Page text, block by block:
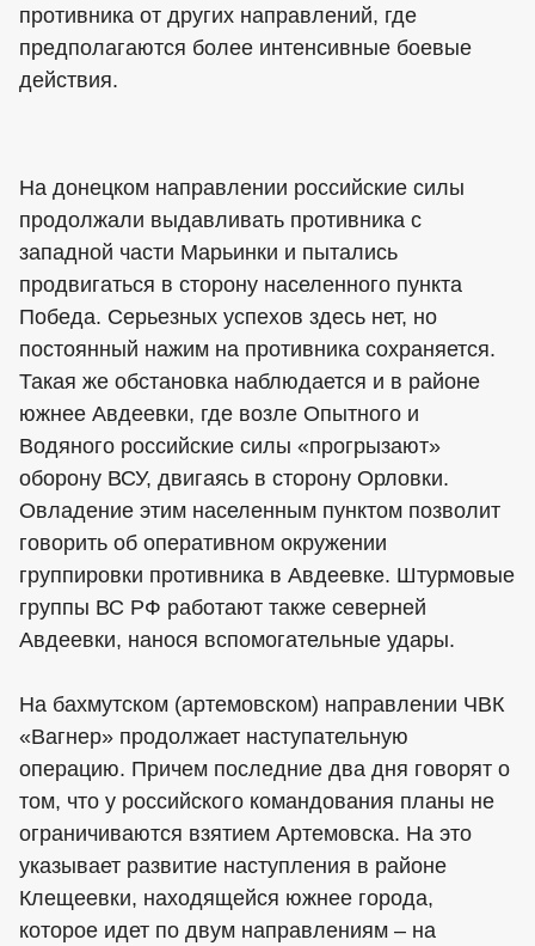
противника от других направлений, где
предполагаются более интенсивные боевые
действия.
На донецком направлении российские силы
продолжали выдавливать противника с
западной части Марьинки и пытались
продвигаться в сторону населенного пункта
Победа. Серьезных успехов здесь нет, но
постоянный нажим на противника сохраняется.
Такая же обстановка наблюдается и в районе
южнее Авдеевки, где возле Опытного и
Водяного российские силы «прогрызают»
оборону ВСУ, двигаясь в сторону Орловки.
Овладение этим населенным пунктом позволит
говорить об оперативном окружении
группировки противника в Авдеевке. Штурмовые
группы ВС РФ работают также северней
Авдеевки, нанося вспомогательные удары.
На бахмутском (артемовском) направлении ЧВК
«Вагнер» продолжает наступательную
операцию. Причем последние два дня говорят о
том, что у российского командования планы не
ограничиваются взятием Артемовска. На это
указывает развитие наступления в районе
Клещеевки, находящейся южнее города,
которое идет по двум направлениям – на